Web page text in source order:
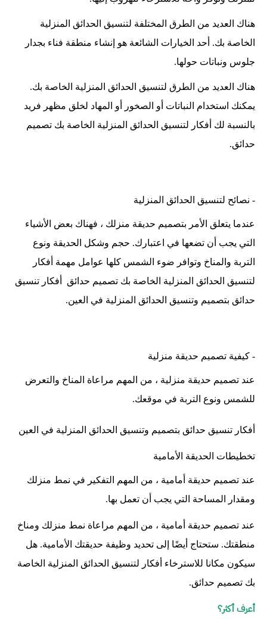
هناك العديد من الطرق المختلفة لتنسيق الحدائق المنزلية
الخاصة بك. أحد الخيارات الشائعة هو إنشاء منطقة فناء بجدار
جلوس ونباتات حولها.
هناك العديد من الطرق لتنسيق الحدائق المنزلية الخاصة بك.
يمكنك استخدام النباتات أو الصخور أو المهاد لخلق مظهر فريد
بالنسبة لك أفكار لتنسيق الحدائق المنزلية الخاصة بك تصميم
حدائق.
- نصائح لتنسيق الحدائق المنزلية
عندما يتعلق الأمر بتصميم حديقة منزلك ، فهناك بعض الأشياء
التي يجب أن تضعها في اعتبارك. حجم وشكل الحديقة ونوع
التربة والمناخ وتوافر ضوء الشمس كلها عوامل مهمة أفكار
لتنسيق الحدائق المنزلية الخاصة بك تصميم حدائق أفكار تنسيق
حدائق بتصميم وتنسيق الحدائق المنزلية في العين.
- كيفية تصميم حديقة منزلية
عند تصميم حديقة منزلية ، من المهم مراعاة المناخ والتعرض
للشمس ونوع التربة في موقعك.
أفكار تنسيق حدائق بتصميم وتنسيق الحدائق المنزلية في العين
تخطيطات الحديقة الأمامية
عند تصميم حديقة أمامية ، من المهم التفكير في نمط منزلك
ومقدار المساحة التي يجب أن تعمل بها.
عند تصميم حديقة أمامية ، من المهم مراعاة نمط منزلك ومناخ
منطقتك. ستحتاج أيضًا إلى تحديد وظيفة حديقتك الأمامية. هل
سيكون مكانا للاسترخاء أفكار لتنسيق الحدائق المنزلية الخاصة
بك تصميم حدائق.
أعرف أكثر؟